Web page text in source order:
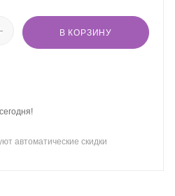
В КОРЗИНУ
автоматические скидки